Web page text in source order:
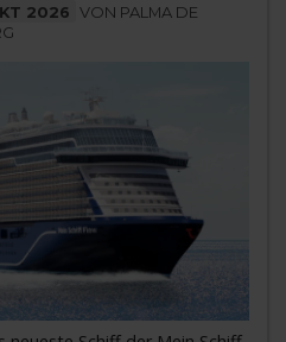
2026 VON PALMA DE